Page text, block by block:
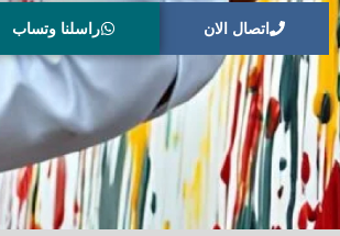
اتصال الان راسلنا وتساب